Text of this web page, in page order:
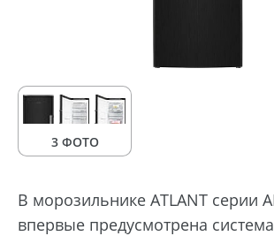
3 ФОТО
В морозильнике ATLANT серии
впервые предусмотрена